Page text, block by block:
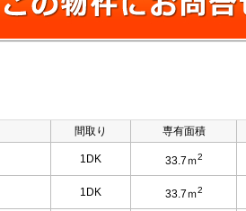
間取り 専有面積
1DK 33.7ｍ2
1DK 33.7ｍ2